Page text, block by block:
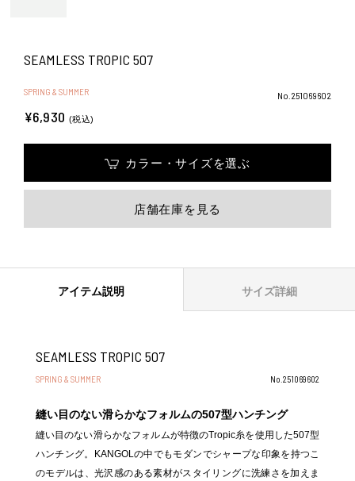
SEAMLESS TROPIC 507
SPRING & SUMMER No.251069602
¥6,930 (税込)
カラー・サイズを選ぶ
店舗在庫を見る
アイテム説明 サイズ詳細
SEAMLESS TROPIC 507
SPRING & SUMMER No.251069602
縫い目のない滑らかなフォルムの507型ハンチング
縫い目のない滑らかなフォルムが特徴のTropic糸を使用した507型
ハンチング。KANGOLの中でもモダンでシャープな印象を持つこ
のモデルは、光沢感のある素材がスタイリングに洗練さを加えま